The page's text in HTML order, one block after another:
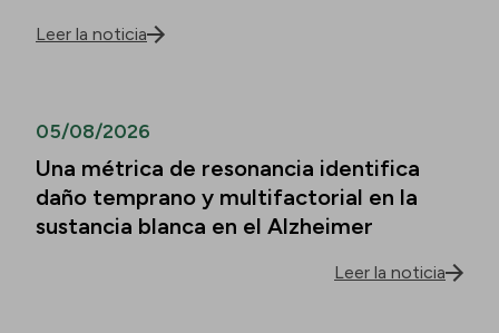
Leer la noticia
05/08/2026
Una métrica de resonancia identifica
daño temprano y multifactorial en la
sustancia blanca en el Alzheimer
Leer la noticia